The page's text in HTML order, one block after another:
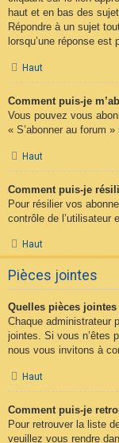
haut et en bas des
Répondre à un sujet
lorsqu’une réponse
Haut
Comment puis-je
Vous pouvez vous
« S’abonner au forum
Haut
Comment puis-je
Pour résilier vos
contrôle de l’utilisateur
Haut
Pièces jointes
Quelles pièces
Chaque administrateur
jointes. Si vous n’êtes
nous vous invitons à
Haut
Comment puis-je
Pour retrouver la liste
veuillez vous rendre